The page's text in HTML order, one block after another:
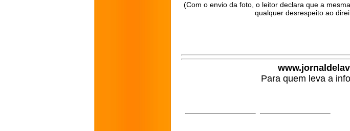
(Com o envio da foto, o leitor declara que a
qualquer desrespeito ao
Para quem leva a